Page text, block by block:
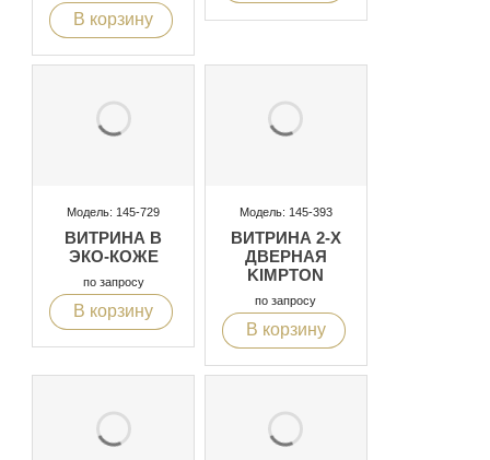
В корзину
Модель: 145-729
ВИТРИНА В
ЭКО-КОЖЕ
по запросу
В корзину
Модель: 145-393
ВИТРИНА 2-Х
ДВЕРНАЯ
KIMPTON
по запросу
В корзину